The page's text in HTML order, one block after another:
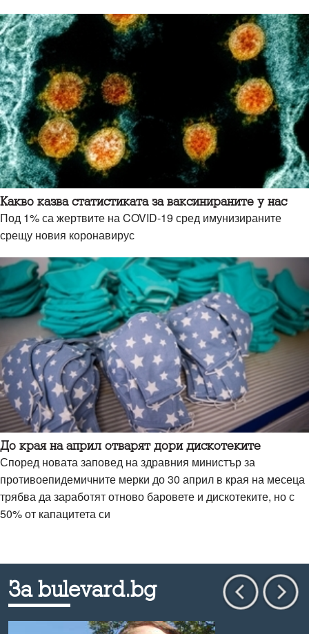
Какво казва статистиката за ваксинираните у нас
Под 1% са жертвите на COVID-19 сред имунизираните
срещу новия коронавирус
До края на април отварят дори дискотеките
Според новата заповед на здравния министър за
противоепидемичните мерки до 30 април в края на месеца
трябва да заработят отново баровете и дискотеките, но с
50% от капацитета си
За bulevard.bg